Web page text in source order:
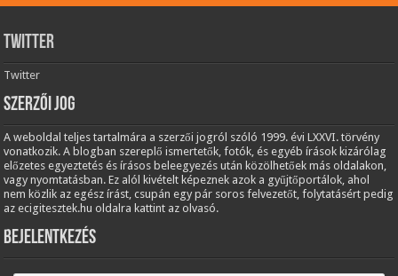
Twitter
Twitter
Szerzői jog
A weboldal teljes tartalmára a szerzői jogról szóló 1999. évi LXXVI. törvény
vonatkozik. A blogban szereplő ismertetők, fotók, és egyéb írások kizárólag
előzetes egyeztetés és írásos beleegyezés után közölhetőek más oldalakon,
vagy nyomtatásban. Ez alól kivételt képeznek azok a gyűjtőportálok, ahol
nem közlik az egész írást, csupán egy pár soros felvezetőt, folytatásért pedig
az ecigitesztek.hu oldalra kattint az olvasó.
Bejelentkezés